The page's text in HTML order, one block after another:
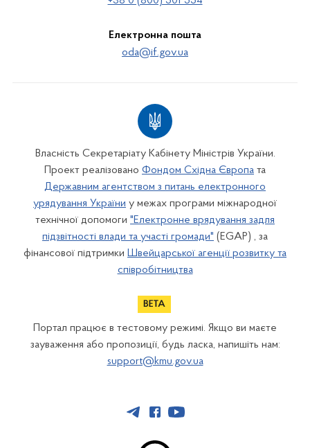
Електронна пошта
oda@if.gov.ua
Власність Секретаріату Кабінету Міністрів України.
Проект реалізовано Фондом Східна Європа та
Державним агентством з питань електронного
урядування України у межах програми міжнародної
технічної допомоги "Електронне врядування задля
підзвітності влади та участі громади" (EGAP) , за
фінансової підтримки Швейцарської агенції розвитку та
співробітництва
Портал працює в тестовому режимі. Якщо ви маєте
зауваження або пропозиції, будь ласка, напишіть нам:
support@kmu.gov.ua